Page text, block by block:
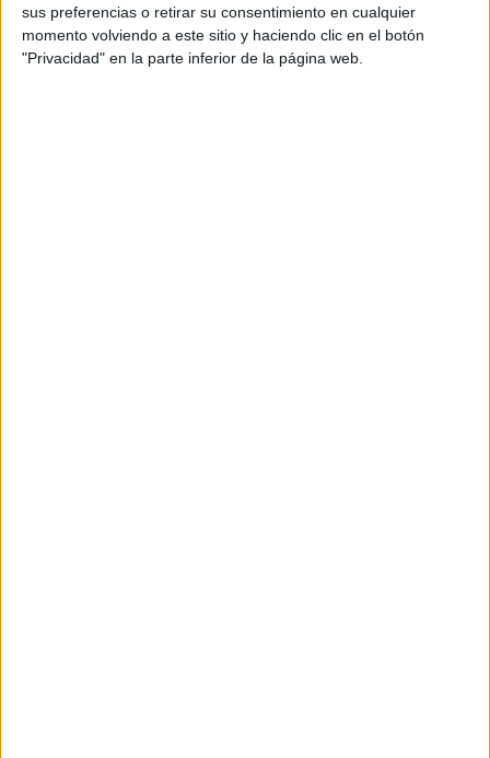
sus preferencias o retirar su consentimiento en cualquier
momento volviendo a este sitio y haciendo clic en el botón
"Privacidad" en la parte inferior de la página web.
El Heraldo Real, previamente a la recogida de llaves, ha
recibido las cartas entregadas a los niños para que las